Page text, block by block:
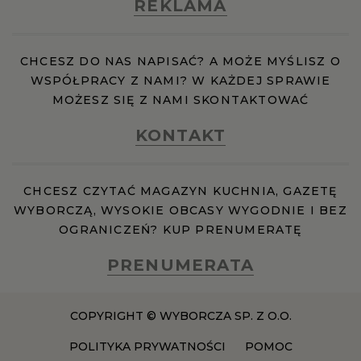
SOSNOWIEC
SZCZECIN
TORUŃ
TRÓJMIASTO
REKLAMA
CHCESZ DO NAS NAPISAĆ? A MOŻE MYŚLISZ O
WSPÓŁPRACY Z NAMI? W KAŻDEJ SPRAWIE
MOŻESZ SIĘ Z NAMI SKONTAKTOWAĆ
KONTAKT
CHCESZ CZYTAĆ MAGAZYN KUCHNIA, GAZETĘ
WYBORCZĄ, WYSOKIE OBCASY WYGODNIE I BEZ
OGRANICZEŃ? KUP PRENUMERATĘ
PRENUMERATA
COPYRIGHT © WYBORCZA SP. Z O.O.
POLITYKA PRYWATNOŚCI POMOC